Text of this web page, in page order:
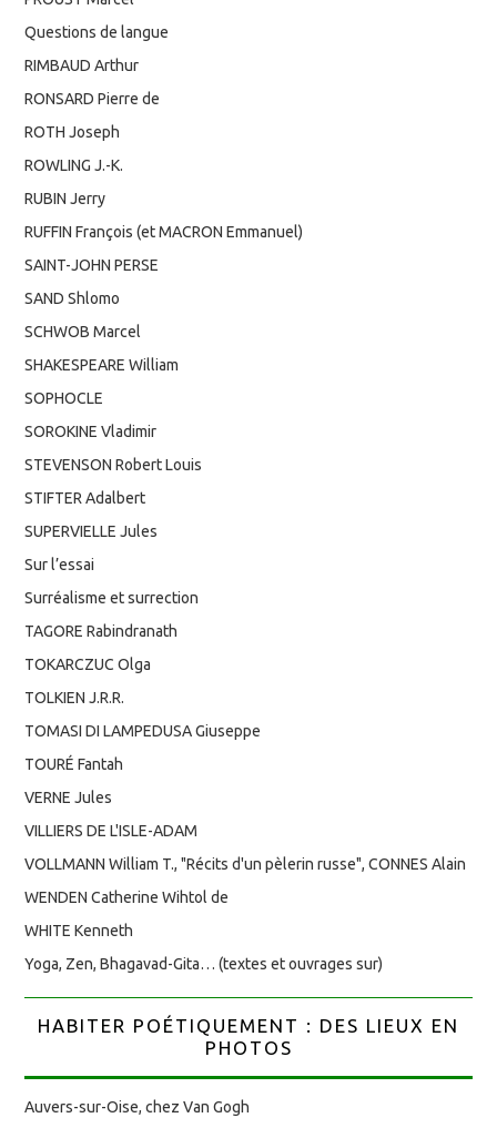
Questions de langue
RIMBAUD Arthur
RONSARD Pierre de
ROTH Joseph
ROWLING J.-K.
RUBIN Jerry
RUFFIN François (et MACRON Emmanuel)
SAINT-JOHN PERSE
SAND Shlomo
SCHWOB Marcel
SHAKESPEARE William
SOPHOCLE
SOROKINE Vladimir
STEVENSON Robert Louis
STIFTER Adalbert
SUPERVIELLE Jules
Sur l’essai
Surréalisme et surrection
TAGORE Rabindranath
TOKARCZUC Olga
TOLKIEN J.R.R.
TOMASI DI LAMPEDUSA Giuseppe
TOURÉ Fantah
VERNE Jules
VILLIERS DE L'ISLE-ADAM
VOLLMANN William T., "Récits d'un pèlerin russe", CONNES Alain
WENDEN Catherine Wihtol de
WHITE Kenneth
Yoga, Zen, Bhagavad-Gita… (textes et ouvrages sur)
HABITER POÉTIQUEMENT : DES LIEUX EN
PHOTOS
Auvers-sur-Oise, chez Van Gogh